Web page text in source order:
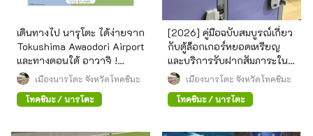
เดินทางไป นารุโตะ ได้ง่ายจาก
Tokushima Awaodori Airport
และทางตอนใต้ อาวาจิ !
UZSBUSเมืองนารุโตะ จังหวัดโทคุชิมะ
โทคุชิมะ / นารุโตะ
[2026] คู่มือฉบับสมบูรณ์เกี่ยว
กับตู้ล็อกเกอร์หยอดเหรียญ
และบริการรับฝากสัมภาระใน
นารุโตะ! เพลิดเพลินกับการ
เที่ยวชมสถานที่ต่างๆ โดยไม่
ต้องกังวล!
เมืองนารุโตะ จังหวัดโทคุชิมะ
โทคุชิมะ / นารุโตะ